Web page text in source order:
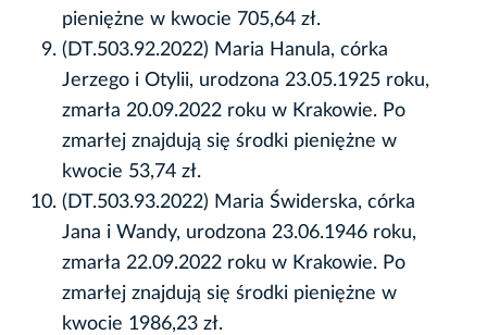
pieniężne w kwocie 705,64 zł.
(DT.503.92.2022) Maria Hanula, córka
Jerzego i Otylii, urodzona 23.05.1925 roku,
zmarła 20.09.2022 roku w Krakowie. Po
zmarłej znajdują się środki pieniężne w
kwocie 53,74 zł.
(DT.503.93.2022) Maria Świderska, córka
Jana i Wandy, urodzona 23.06.1946 roku,
zmarła 22.09.2022 roku w Krakowie. Po
zmarłej znajdują się środki pieniężne w
kwocie 1986,23 zł.